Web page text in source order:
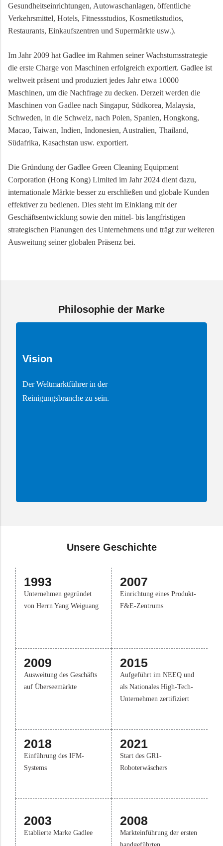
Gesundheitseinrichtungen, Autowaschanlagen, öffentliche
Verkehrsmittel, Hotels, Fitnessstudios, Kosmetikstudios,
Restaurants, Einkaufszentren und Supermärkte usw.).
Im Jahr 2009 hat Gadlee im Rahmen seiner Wachstumsstrategie
die erste Charge von Maschinen erfolgreich exportiert. Gadlee ist
weltweit präsent und produziert jedes Jahr etwa 10000
Maschinen, um die Nachfrage zu decken. Derzeit werden die
Maschinen von Gadlee nach Singapur, Südkorea, Malaysia,
Schweden, in die Schweiz, nach Polen, Spanien, Hongkong,
Macao, Taiwan, Indien, Indonesien, Australien, Thailand,
Südafrika, Kasachstan usw. exportiert.
Die Gründung der Gadlee Green Cleaning Equipment
Corporation (Hong Kong) Limited im Jahr 2024 dient dazu,
internationale Märkte besser zu erschließen und globale Kunden
effektiver zu bedienen. Dies steht im Einklang mit der
Geschäftsentwicklung sowie den mittel- bis langfristigen
strategischen Planungen des Unternehmens und trägt zur weiteren
Ausweitung seiner globalen Präsenz bei.
Philosophie der Marke
Vision
Der Weltmarktführer in der
Reinigungsbranche zu sein.
Unsere Geschichte
1993
Unternehmen gegründet
von Herrn Yang Weiguang
2007
Einrichtung eines Produkt-
F&E-Zentrums
2009
Ausweitung des Geschäfts
auf Überseemärkte
2015
Aufgeführt im NEEQ und
als Nationales High-Tech-
Unternehmen zertifiziert
2018
Einführung des IFM-
Systems
2021
Start des GR1-
Roboterwäschers
2003
Etablierte Marke Gadlee
2008
Markteinführung der ersten